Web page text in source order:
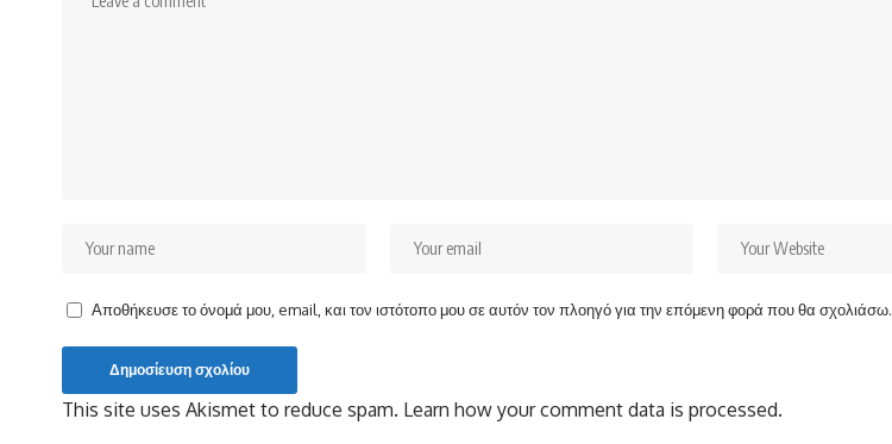
Αποθήκευσε το όνομά μου, email, και τον ιστότοπο μου σε αυτόν τον πλοηγό για την επόμενη φορά που θα σχολιάσω.
This site uses Akismet to reduce spam. Learn how your comment data is processed.